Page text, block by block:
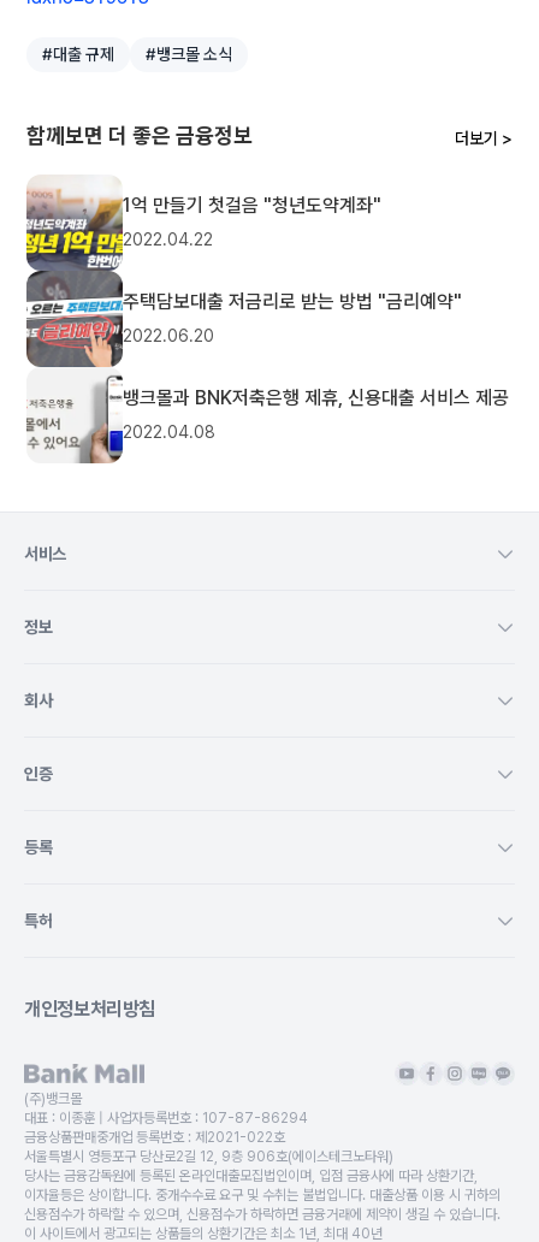
#대출 규제 #뱅크몰 소식
함께보면 더 좋은 금융정보 더보기 >
1억 만들기 첫걸음 "청년도약계좌"
2022.04.22
주택담보대출 저금리로 받는 방법 "금리예약"
2022.06.20
뱅크몰과 BNK저축은행 제휴, 신용대출 서비스 제공
2022.04.08
서비스
정보
회사
인증
등록
특허
개인정보처리방침
(주)뱅크몰
대표 : 이종훈 | 사업자등록번호 : 107-87-86294
금융상품판매중개업 등록번호 : 제2021-022호
서울특별시 영등포구 당산로2길 12, 9층 906호(에이스테크노타워)
당사는 금융감독원에 등록된 온라인대출모집법인이며, 입점 금융사에 따라 상환기간,
이자율등은 상이합니다. 중개수수료 요구 및 수취는 불법입니다. 대출상품 이용 시 귀하의
신용점수가 하락할 수 있으며, 신용점수가 하락하면 금융거래에 제약이 생길 수 있습니다.
이 사이트에서 광고되는 상품들의 상환기간은 최소 1년, 최대 40년